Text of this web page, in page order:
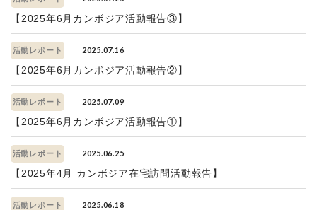
【2025年6月カンボジア活動報告③】
活動レポート 2025.07.16
【2025年6月カンボジア活動報告②】
活動レポート 2025.07.09
【2025年6月カンボジア活動報告①】
活動レポート 2025.06.25
【2025年4月 カンボジア在宅訪問活動報告】
活動レポート 2025.06.18